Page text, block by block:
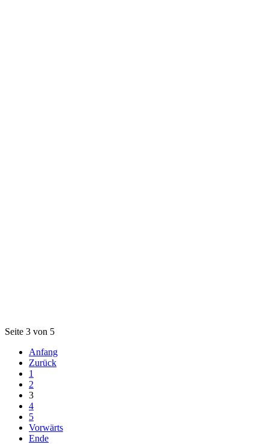
Seite 3 von 5
Anfang
Zurück
1
2
3
4
5
Vorwärts
Ende